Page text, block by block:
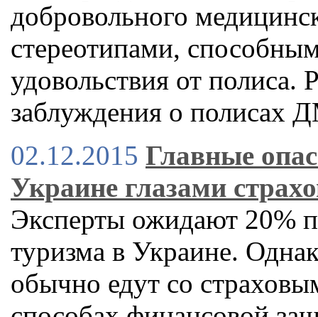
добровольного
стереотипами,
удовольствия от полиса.
заблуждения о полисах
02.12.2015 Главные
Украине глазами
Эксперты ожидают 20%
туризма в Украине.
обычно едут со